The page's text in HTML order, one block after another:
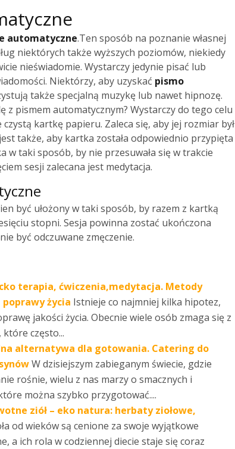
automatyczne.Ten sposób na poznanie własnej
niektórych także wyższych poziomów, niekiedy
nieświadomie. Wystarczy jedynie pisać lub
Niektórzy, aby uzyskać pismo
także specjalną muzykę lub nawet hipnozę.
z pismem automatycznym? Wystarczy do tego celu
czystą kartkę papieru. Zaleca się, aby jej rozmiar był
także, aby kartka została odpowiednio przypięta
w taki sposób, by nie przesuwała się w trakcie
sesji zalecana jest medytacja.
być ułożony w taki sposób, by razem z kartką
stopni. Sesja powinna zostać ukończona
być odczuwane zmęczenie.
terapia, ćwiczenia,medytacja. Metody
życia Istnieje co najmniej kilka hipotez,
jakości życia. Obecnie wiele osób zmaga się z
często...
alternatywa dla gotowania. Catering do
W dzisiejszym zabieganym świecie, gdzie
rośnie, wielu z nas marzy o smacznych i
można szybko przygotować....
ziół – eko natura: herbaty ziołowe,
od wieków są cenione za swoje wyjątkowe
a ich rola w codziennej diecie staje się coraz